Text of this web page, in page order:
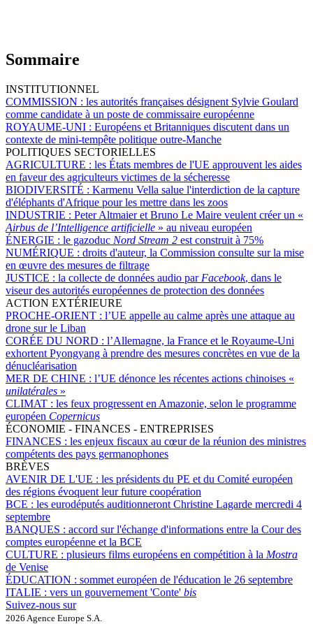
Sommaire
INSTITUTIONNEL
COMMISSION : les autorités françaises désignent Sylvie Goulard
comme candidate à un poste de commissaire européenne
ROYAUME-UNI : Européens et Britanniques discutent dans un
contexte de mini-tempête politique outre-Manche
POLITIQUES SECTORIELLES
AGRICULTURE : les États membres de l'UE approuvent les aides
en faveur des agriculteurs victimes de la sécheresse
BIODIVERSITÉ : Karmenu Vella salue l'interdiction de la capture
d'éléphants d'Afrique pour les mettre dans les zoos
INDUSTRIE : Peter Altmaier et Bruno Le Maire veulent créer un «
Airbus de l’Intelligence artificielle » au niveau européen
ÉNERGIE : le gazoduc Nord Stream 2 est construit à 75%
NUMÉRIQUE : droits d'auteur, la Commission consulte sur la mise
en œuvre des mesures de filtrage
JUSTICE : la collecte de données audio par Facebook, dans le
viseur des autorités européennes de protection des données
ACTION EXTÉRIEURE
PROCHE-ORIENT : l’UE appelle au calme après une attaque au
drone sur le Liban
CORÉE DU NORD : l’Allemagne, la France et le Royaume-Uni
exhortent Pyongyang à prendre des mesures concrètes en vue de la
dénucléarisation
MER DE CHINE : l’UE dénonce les récentes actions chinoises «
unilatérales »
CLIMAT : les feux progressent en Amazonie, selon le programme
européen Copernicus
ÉCONOMIE - FINANCES - ENTREPRISES
FINANCES : les enjeux fiscaux au cœur de la réunion des ministres
compétents des pays germanophones
BRÈVES
AVENIR DE L'UE : les présidents du PE et du Comité européen
des régions évoquent leur future coopération
BCE : les eurodéputés auditionneront Christine Lagarde mercredi 4
septembre
BANQUES : accord sur l'échange d'informations entre la Cour des
comptes européenne et la BCE
CULTURE : plusieurs films européens en compétition à la Mostra
de Venise
ÉDUCATION : sommet européen de l'éducation le 26 septembre
ITALIE : vers un gouvernement 'Conte' bis
Suivez-nous sur
2026 Agence Europe S.A.